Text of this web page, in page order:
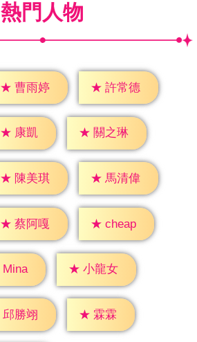
熱門人物
★ 曹雨婷 ★ 許常德
★ 康凱 ★ 關之琳
★ 陳美琪 ★ 馬清偉
★ 蔡阿嘎 ★ cheap
Mina ★ 小龍女
邱勝翊 ★ 霖霖